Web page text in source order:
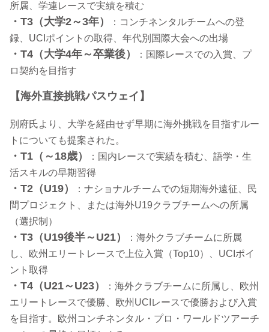
所属、学連レースで実績を積む
・T3（大学2～3年）
：コンチネンタルチームへの登
録、UCIポイントの取得、年代別国際大会への出場
・T4（大学4年～卒業後）
：国際レースでの入賞、プ
ロ契約を目指す
【海外直接挑戦パスウェイ】
別府氏より、大学を経由せず早期に海外挑戦を目指すルー
トについても提案された。
・T1（～18歳）
：国内レースで実績を積む、語学・生
活スキルの早期習得
・T2（U19）
：ナショナルチームでの短期海外遠征、民
間プロジェクト、または海外U19クラブチームへの所属
（選択制）
・T3（U19後半～U21）
：海外クラブチームに所属
し、欧州エリートレースで上位入賞（Top10）、UCIポイ
ント取得
・T4（U21～U23）
：海外クラブチームに所属し、欧州
エリートレースで優勝、欧州UCIレースで優勝および入賞
を目指す。欧州コンチネンタル・プロ・ワールドツアーチ